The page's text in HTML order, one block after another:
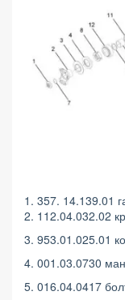
1. 357. 14.139.01
2. 112.04.032.02
3. 953.01.025.01
4. 001.03.0730
5. 016.04.0417